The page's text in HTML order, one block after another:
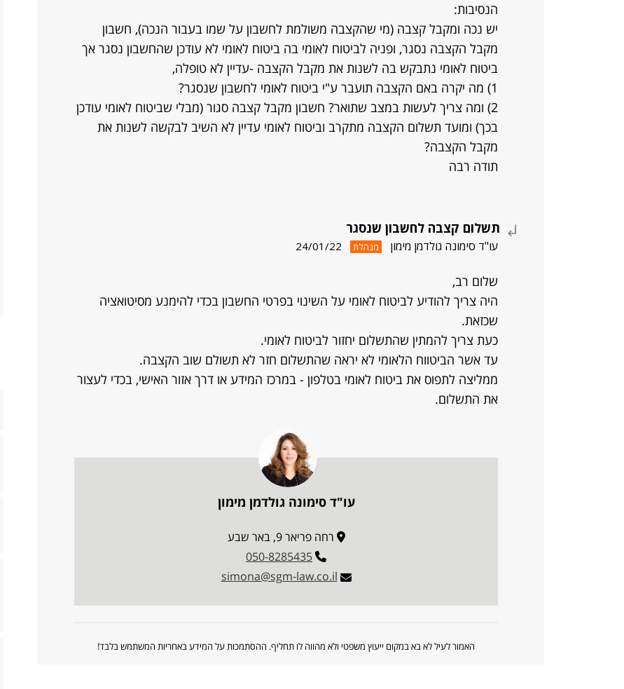
הנסיבות:
יש נכה ומקבל קצבה (מי שהקצבה משולמת לחשבון על שמו בעבור הנכה), חשבון
מקבל הקצבה נסגר, ופניה לביטוח לאומי בה ביטוח לאומי לא עודכן שהחשבון נסגר אך
ביטוח לאומי נתבקש בה לשנות את מקבל הקצבה -עדיין לא טופלה,
1) מה יקרה באם הקצבה תועבר ע"י ביטוח לאומי לחשבון שנסגר?
2) ומה צריך לעשות במצב שתואר? חשבון מקבל קצבה סגור (מבלי שביטוח לאומי עודכן
בכך) ומועד תשלום הקצבה מתקרב וביטוח לאומי עדיין לא השיב לבקשה לשנות את
מקבל הקצבה?
תודה רבה
תשלום קצבה לחשבון שנסגר
עו"ד סימונה גולדמן מימון מנהלת 24/01/22
שלום רב,
היה צריך להודיע לביטוח לאומי על השינוי בפרטי החשבון בכדי להימנע מסיטואציה
שכזאת.
כעת צריך להמתין שהתשלום יחזור לביטוח לאומי.
עד אשר הביטווח הלאומי לא יראה שהתשלום חזר לא תשולם שוב הקצבה.
ממליצה לתפוס את ביטוח לאומי בטלפון - במרכז המידע או דרך אזור האישי, בכדי לעצור
את התשלום.
עו"ד סימונה גולדמן מימון
רחה פריאר 9, באר שבע
050-8285435
simona@sgm-law.co.il
האמור לעיל לא בא במקום ייעוץ משפטי ולא מהווה לו תחליף. ההסתמכות על המידע באחריות המשתמש בלבד!